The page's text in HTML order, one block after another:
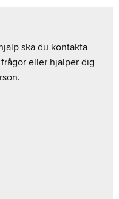
ska du kontakta
eller hjälper dig